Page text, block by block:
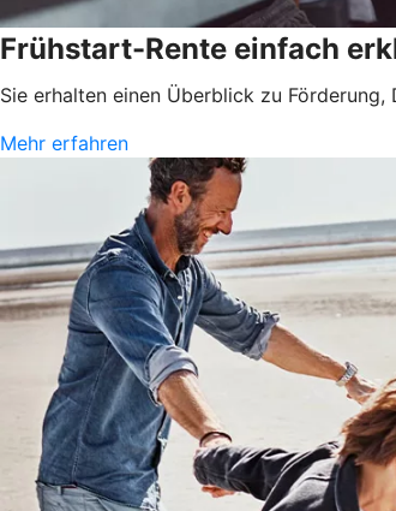
Frühstart-Rente einfach
Sie erhalten einen Überblick zu
Mehr erfahren